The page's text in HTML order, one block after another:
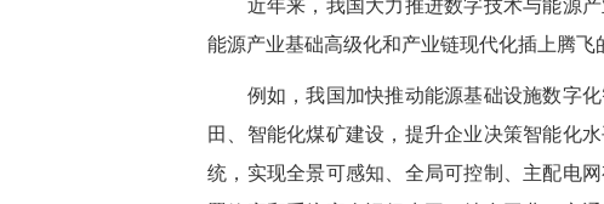
近年来，我国大力推进数字技术与能源产
能源产业基础高级化和产业链现代化插上腾飞
例如，我国加快推动能源基础设施数字化
田、智能化煤矿建设，提升企业决策智能化
统，实现全景可感知、全局可控制、主配电